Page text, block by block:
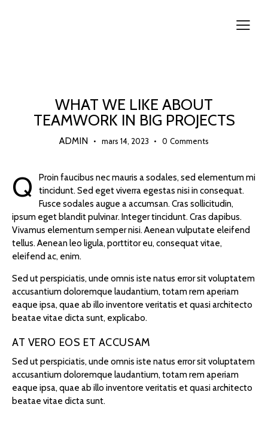
WHAT WE LIKE ABOUT
TEAMWORK IN BIG PROJECTS
ADMIN mars 14, 2023 0 Comments
Q
Proin faucibus nec mauris a sodales, sed elementum mi
tincidunt. Sed eget viverra egestas nisi in consequat.
Fusce sodales augue a accumsan. Cras sollicitudin,
ipsum eget blandit pulvinar. Integer tincidunt. Cras dapibus.
Vivamus elementum semper nisi. Aenean vulputate eleifend
tellus. Aenean leo ligula, porttitor eu, consequat vitae,
eleifend ac, enim.
Sed ut perspiciatis, unde omnis iste natus error sit voluptatem
accusantium doloremque laudantium, totam rem aperiam
eaque ipsa, quae ab illo inventore veritatis et quasi architecto
beatae vitae dicta sunt, explicabo.
AT VERO EOS ET ACCUSAM
Sed ut perspiciatis, unde omnis iste natus error sit voluptatem
accusantium doloremque laudantium, totam rem aperiam
eaque ipsa, quae ab illo inventore veritatis et quasi architecto
beatae vitae dicta sunt.